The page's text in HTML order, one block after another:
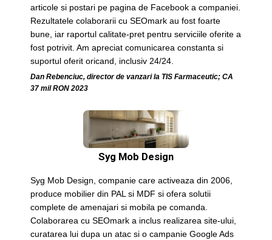
articole si postari pe pagina de Facebook a companiei.
Rezultatele colaborarii cu SEOmark au fost foarte
bune, iar raportul calitate-pret pentru serviciile oferite a
fost potrivit. Am apreciat comunicarea constanta si
suportul oferit oricand, inclusiv 24/24.
Dan Rebenciuc, director de vanzari la TIS Farmaceutic; CA
37 mil RON 2023
Syg Mob Design
Syg Mob Design, companie care activeaza din 2006,
produce mobilier din PAL si MDF si ofera solutii
complete de amenajari si mobila pe comanda.
Colaborarea cu SEOmark a inclus realizarea site-ului,
curatarea lui dupa un atac si o campanie Google Ads